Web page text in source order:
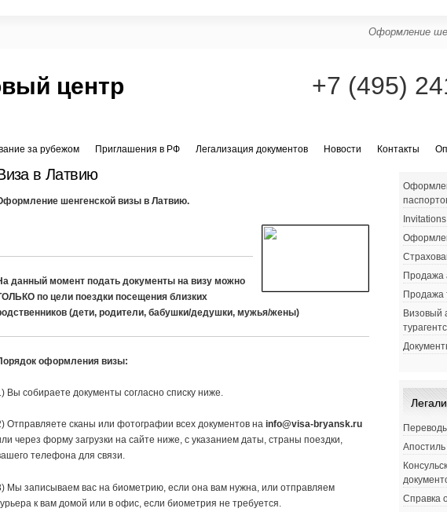
Оформление
центр +7 (495)
за рубежом Приглашения в РФ Легализация документов Новости Контакты
в Латвию
шенгенской визы в Латвию.
данный момент подать документы на визу можно
по цели поездки посещения близких
(дети, родители, бабушки/дедушки, мужья/жены)
оформления визы:
Вы собираете документы согласно списку ниже.
Отправляете сканы или фотографии всех документов наinfo@visa-bryansk.ru
через форму загрузки на сайте ниже, с указанием даты, страны поездки,
телефона для связи.
Мы записываем вас на биометрию, если она вам нужна, или отправляем
к вам домой или в офис, если биометрия не требуется.
Продажа
Продажа
Визовый
Апостиль
Справка